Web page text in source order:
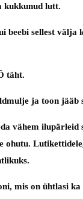
kukkunud lutt.
sellest
täht.
ja toon jääb
vähem
ohutu.
mis on ühtlasi